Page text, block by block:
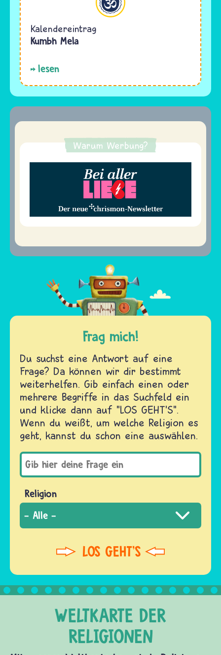
Kalendereintrag
Kumbh Mela
lesen
Warum Werbung?
Frag mich!
Du suchst eine Antwort auf eine
Frage? Da können wir dir bestimmt
weiterhelfen. Gib einfach einen oder
mehrere Begriffe in das Suchfeld ein
und klicke dann auf "LOS GEHT'S".
Wenn du weißt, um welche Religion es
geht, kannst du schon eine auswählen.
Religion